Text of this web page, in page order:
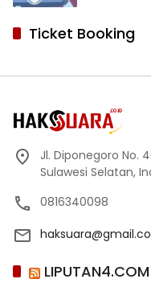
Ticket Booking
Jl. Diponegoro No.
Sulawesi Selatan,
0816340098
LIPUTAN4.COM